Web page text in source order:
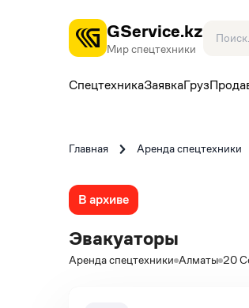
GService.kz
Мир спецтехники
СпецтехникаЗаявкаГруз
Главная Аренда спецтехники
В архиве
Эвакуаторы
Аренда спецтехники Алматы 20